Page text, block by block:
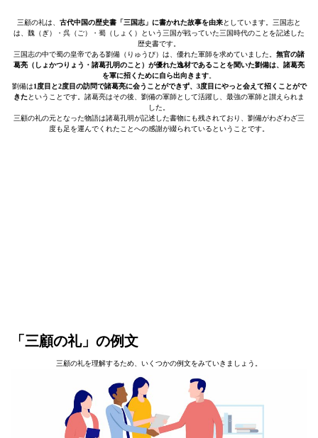
三顧の礼は、 古代中国の歴史書「三国志」に書かれた故事を由来としています。三国志と
は、魏（ぎ）・呉（ご）・蜀（しょく）という三国が戦っていた三国時代のことを記述した
歴史書です。
三国志の中で蜀の皇帝である劉備（りゅうび）は、優れた軍師を求めていました。 無官の諸
葛亮（しょかつりょう・諸葛孔明のこと）が優れた逸材であることを聞いた劉備は、諸葛亮
を軍に招くために自ら出向きます
劉備は1度目と2度目の訪問で諸葛亮に会うことができず、3度目にやっと会えて招くことがで
きた ということです。諸葛亮はその後、劉備の軍師として活躍し、最強の軍師と讃えられま
した。
三顧の礼の元となった物語は諸葛孔明が記述した書物にも残されており、劉備がわざわざ三
度も足を運んでくれたことへの感謝が綴られているということです。
「三顧の礼」の例文
三顧の礼を理解するため、いくつかの例文をみていきましょう。